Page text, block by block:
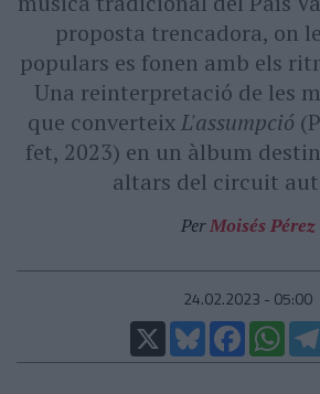
proposta trencadora, on
populars es fonen amb els
Una reinterpretació de les
que converteixL'assumpció
fet, 2023) en un àlbum
altars del circuit
PerMoisés Pérez
24.02.2023 - 05:00
X
BlueskyFacebook